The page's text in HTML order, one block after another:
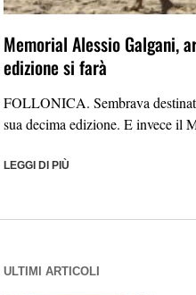
Memorial Alessio Galgani,
edizione si farà
FOLLONICA. Sembrava
sua decima edizione. E invece il
LEGGI DI PIÙ
ULTIMI ARTICOLI